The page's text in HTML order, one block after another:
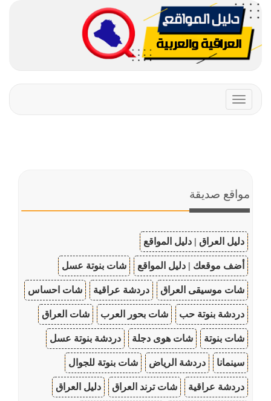
Toggle
navigation
مواقع صديقة
دليل العراق | دليل المواقع
أضف موقعك | دليل المواقع شات بنوتة عسل
شات موسيقى العراق دردشة عراقية شات احساس
دردشة بنوتة حب شات بحور العرب شات العراق
شات بنوتة شات هوى دجلة دردشة بنوتة عسل
سينمانا دردشة الرياض شات بنوتة للجوال
دردشة عراقية شات ترند العراق دليل العراق